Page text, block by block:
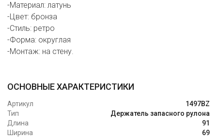
-Материал: латунь
-Цвет: бронза
-Стиль: ретро
-Форма: округлая
-Монтаж: на стену.
ОСНОВНЫЕ ХАРАКТЕРИСТИКИ
Артикул
1497BZ
Тип
Держатель запасного рулона
Длина
91
Ширина
69